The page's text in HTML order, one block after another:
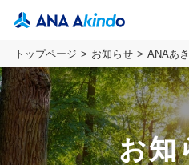
トップページ お知らせ ANAあ
お知